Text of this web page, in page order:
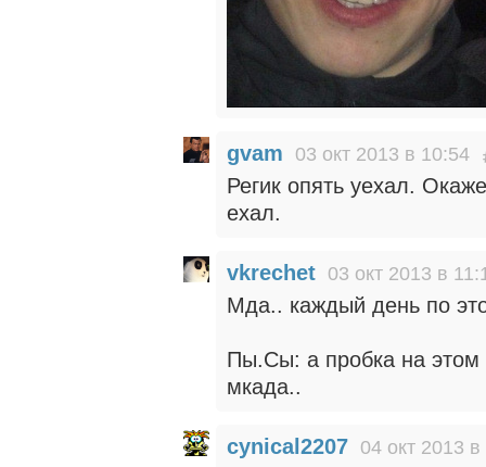
gvam 03 окт 2013 в 10:54
Регик опять уехал.
ехал.
vkrechet 03 окт 2013 в
Мда.. каждый день по
Пы.Сы: а пробка на этом
мкада..
cynical2207 04 окт 2013